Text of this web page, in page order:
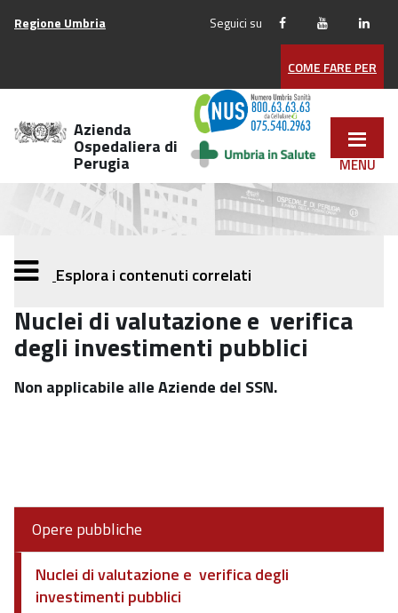
menu
navigazione
Vai
Regione Umbria Seguici su
COME FARE PER
Azienda
Ospedaliera di
Perugia
Esplora i contenuti correlati
Nuclei di valutazione e verifica
degli investimenti pubblici
Non applicabile alle Aziende del SSN.
Opere pubbliche
Nuclei di valutazione e verifica degli
investimenti pubblici